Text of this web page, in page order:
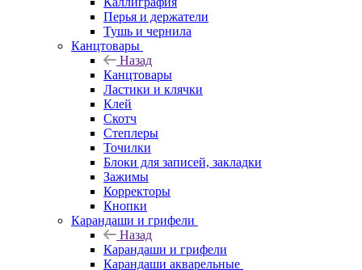
Перья и держатели
Тушь и чернила
Канцтовары
Назад
Канцтовары
Ластики и клячки
Клей
Скотч
Степлеры
Точилки
Блоки для записей, закладки
Зажимы
Корректоры
Кнопки
Карандаши и грифели
Назад
Карандаши и грифели
Карандаши акварельные